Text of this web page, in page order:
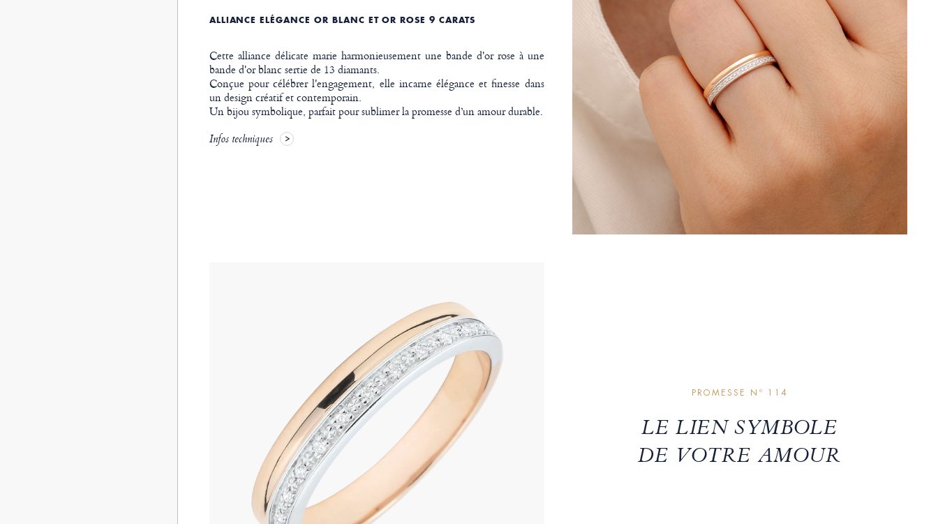
ALLIANCE ELÉGANCE OR BLANC ET OR ROSE 9 CARATS
Cette alliance délicate marie harmonieusement une bande d'or rose à une
bande d'or blanc sertie de 13 diamants.
Conçue pour célébrer l'engagement, elle incarne élégance et finesse dans
un design créatif et contemporain.
Un bijou symbolique, parfait pour sublimer la promesse d’un amour durable.
Infos techniques
PROMESSE Nº 114
LE LIEN SYMBOLE
DE VOTRE AMOUR